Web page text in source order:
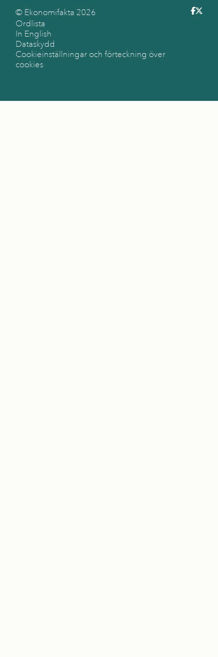
© Ekonomifakta 2026
Ordlista
In English
Dataskydd
Cookieinställningar och förteckning över
cookies